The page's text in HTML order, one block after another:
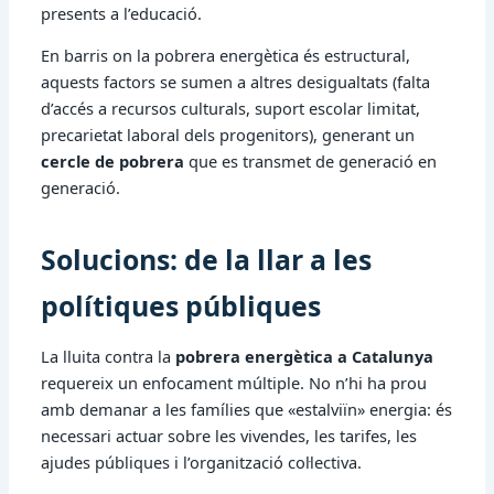
presents a l’educació.
En barris on la pobrera energètica és estructural,
aquests factors se sumen a altres desigualtats (falta
d’accés a recursos culturals, suport escolar limitat,
precarietat laboral dels progenitors), generant un
cercle de pobrera que es transmet de generació en
generació.
Solucions: de la llar a les
polítiques públiques
La lluita contra la pobrera energètica a Catalunya
requereix un enfocament múltiple. No n’hi ha prou
amb demanar a les famílies que «estalviïn» energia: és
necessari actuar sobre les vivendes, les tarifes, les
ajudes públiques i l’organització col·lectiva.